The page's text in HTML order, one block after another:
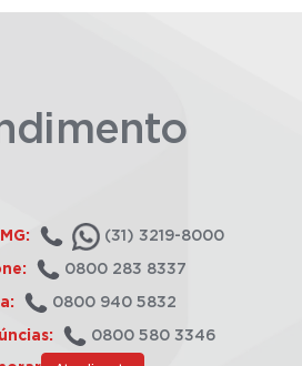
(31) 3219-8000
0800 283 8337
0800 940 5832
0800 580 3346